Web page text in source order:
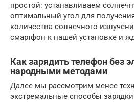
простой: устанавливаем
оптимальный угол для
количества солнечного
смартфон к нашей установке и
Как зарядить телефон без
народными методами
Далее мы рассмотрим менее
экстремальные способы